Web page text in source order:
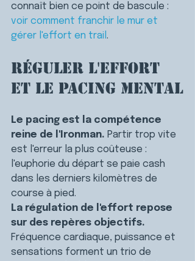
connaît bien ce point de bascule :
voir comment franchir le mur et
gérer l'effort en trail .
Réguler l'effort
et le pacing mental
Le pacing est la compétence
reine de l'Ironman. Partir trop vite
est l'erreur la plus coûteuse :
l'euphorie du départ se paie cash
dans les derniers kilomètres de
course à pied.
La régulation de l'effort repose
sur des repères objectifs.
Fréquence cardiaque, puissance et
sensations forment un trio de